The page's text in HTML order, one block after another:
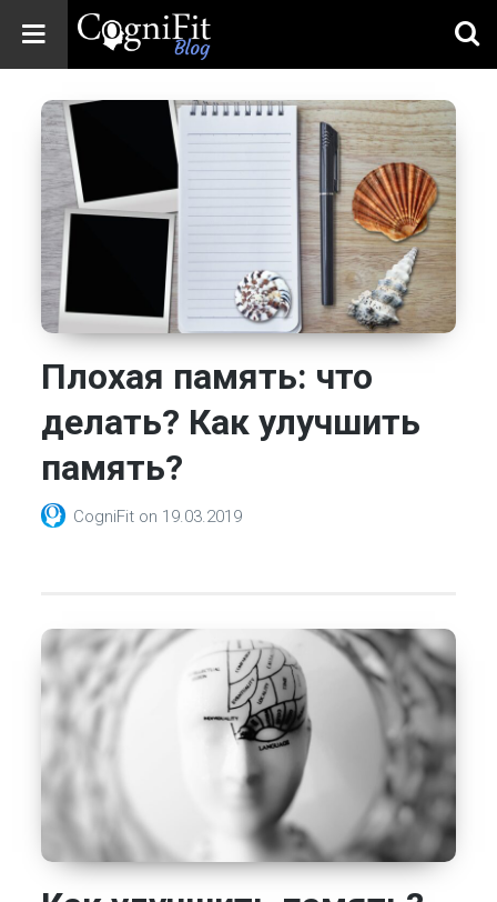
Blog: Brain
Health
Brain Training,
Mental Health, and
Wellness
Плохая память: что
делать? Как улучшить
память?
CogniFit on 19.03.2019